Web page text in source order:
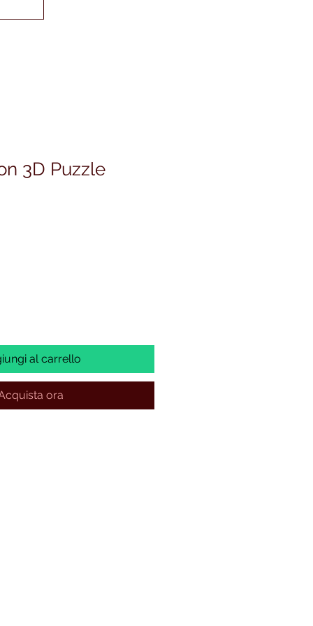
3D Puzzle
al carrello
ora